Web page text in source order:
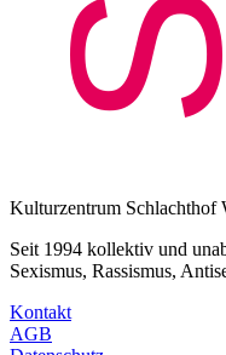
Kulturzentrum Schlachthof
Seit 1994 kollektiv und
Sexismus, Rassismus,
Kontakt
AGB